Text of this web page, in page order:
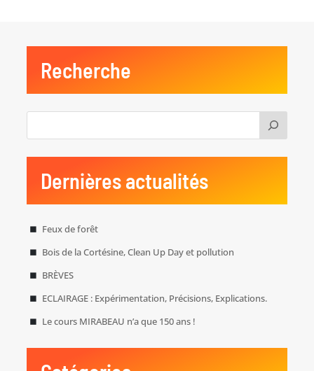
Recherche
Dernières actualités
Feux de forêt
Bois de la Cortésine, Clean Up Day et pollution
BRÈVES
ECLAIRAGE : Expérimentation, Précisions, Explications.
Le cours MIRABEAU n’a que 150 ans !